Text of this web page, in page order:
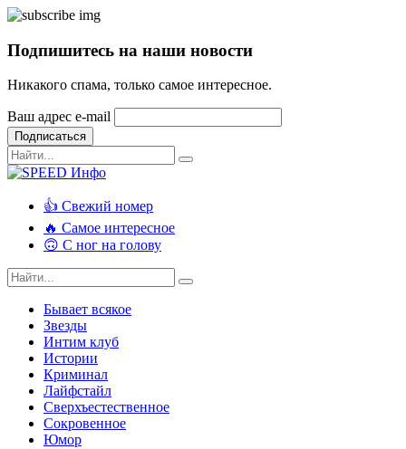
Подпишитесь на наши новости
Никакого спама, только самое интересное.
Ваш адрес e-mail
Подписаться
👍 Свежий номер
🔥 Самое интересное
🙃 С ног на голову
Бывает всякое
Звезды
Интим клуб
Истории
Криминал
Лайфстайл
Сверхъестественное
Сокровенное
Юмор